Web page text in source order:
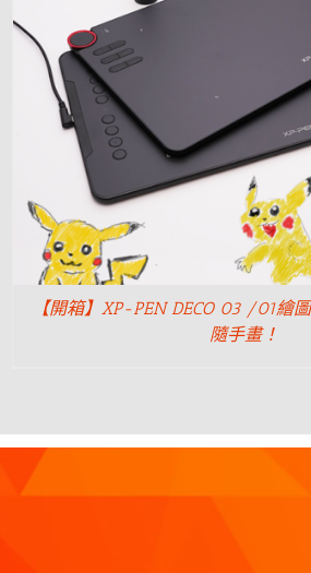
【開箱】XP-PEN DECO 03 /01繪
隨手畫！